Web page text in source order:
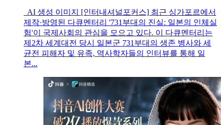
AI 생성 이미지 [인터내셔널포커스] 최근 싱가포르에서
제작·방영된 다큐멘터리 '731부대의 진실: 일본의 인체실
험'이 국제사회의 관심을 모으고 있다. 이 다큐멘터리는
제2차 세계대전 당시 일본군 731부대의 생존 병사와 세
균전 피해자 및 유족, 역사학자들의 인터뷰를 통해 일
본...